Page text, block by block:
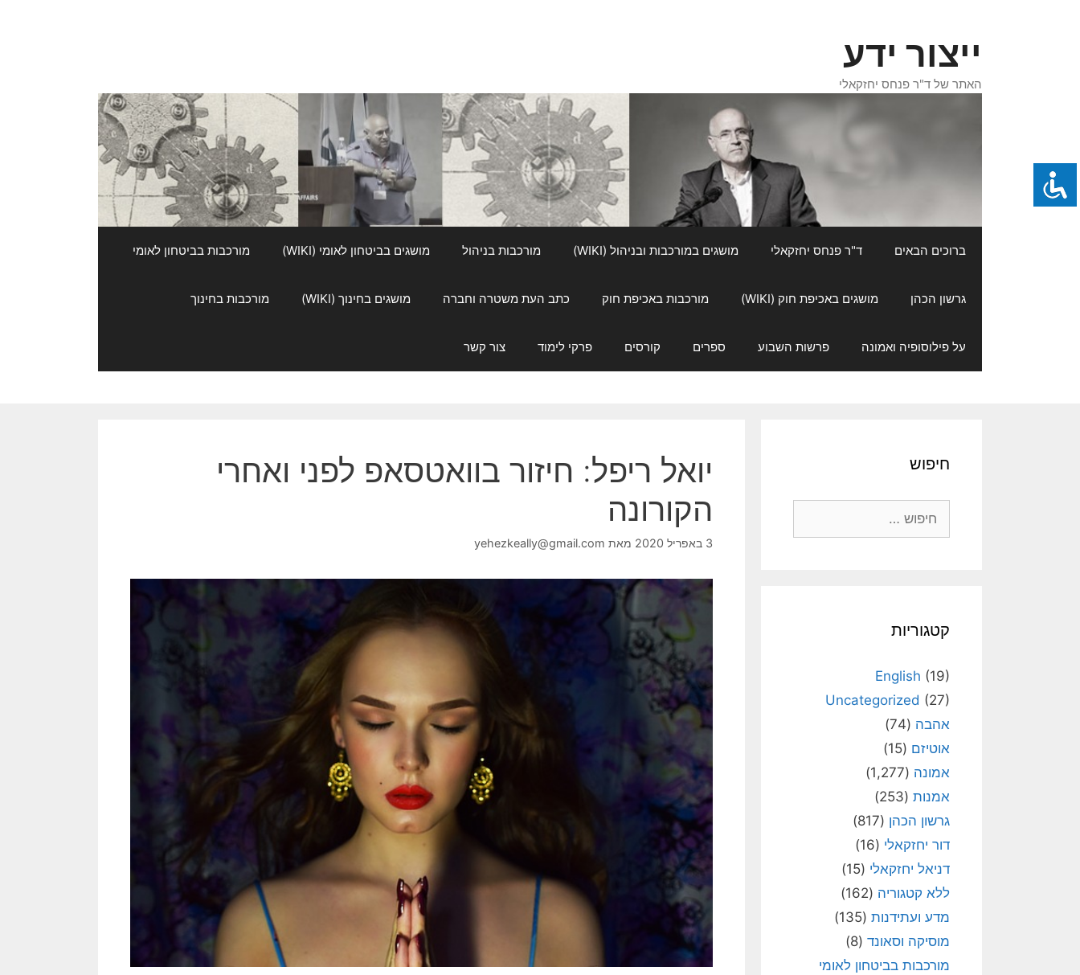
ייצור ידע
האתר של ד"ר פנחס יחזקאלי
ברוכים הבאים ד"ר פנחס יחזקאלי מושגים במורכבות ובניהול (WIKI) מורכבות בניהול מושגים בביטחון לאומי (WIKI) מורכבות בביטחון לאומי
גרשון הכהן מושגים באכיפת חוק (WIKI) מורכבות באכיפת חוק כתב העת משטרה וחברה מושגים בחינוך (WIKI) מורכבות בחינוך
על פילוסופיה ואמונה פרשות השבוע ספרים קורסים פרקי לימוד צור קשר
יואל ריפל: חיזור בוואטסאפ לפני ואחרי
הקורונה
3 באפריל 2020 מאת yehezkeally@gmail.com
חיפוש
קטגוריות
English (19)
Uncategorized (27)
אהבה (74)
אוטיזם (15)
אמונה (1,277)
אמנות (253)
גרשון הכהן (817)
דור יחזקאלי (16)
דניאל יחזקאלי (15)
ללא קטגוריה (162)
מדע ועתידנות (135)
מוסיקה וסאונד (8)
מורכבות בביטחון לאומי